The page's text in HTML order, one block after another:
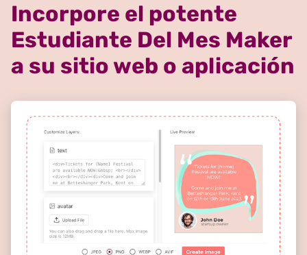
Incorpore el potente
Estudiante Del Mes Maker
a su sitio web o aplicación